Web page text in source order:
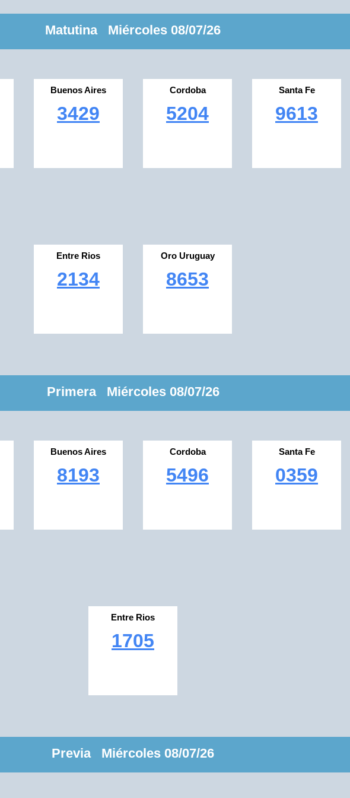
Matutina Miércoles 08/07/26
Buenos Aires
3429
Cordoba
5204
Santa Fe
9613
Entre Rios
2134
Oro Uruguay
8653
Primera Miércoles 08/07/26
Buenos Aires
8193
Cordoba
5496
Santa Fe
0359
Entre Rios
1705
Previa Miércoles 08/07/26